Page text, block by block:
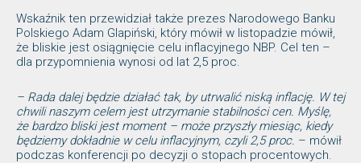
Wskaźnik ten przewidział także prezes Narodowego Banku
Polskiego Adam Glapiński, który mówił w listopadzie mówił,
że bliskie jest osiągnięcie celu inflacyjnego NBP. Cel ten –
dla przypomnienia wynosi od lat 2,5 proc.
– Rada dalej będzie działać tak, by utrwalić niską inflację. W tej
chwili naszym celem jest utrzymanie stabilności cen. Myślę,
że bardzo bliski jest moment – może przyszły miesiąc, kiedy
będziemy dokładnie w celu inflacyjnym, czyli 2,5 proc. – mówił
podczas konferencji po decyzji o stopach procentowych.